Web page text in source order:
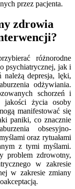
przez pacjenta.
zdrowia
różnorodne
psychiatrycznej, jak i
należą depresja, lęki,
odżywiania.
schorzeń i
jakości życia osoby
manifestować się
paniki, co znacznie
obsesyjno-
oraz rytuałami
z tymi myślami.
problem zdrowotny,
w zakresie
w zakresie zmiany